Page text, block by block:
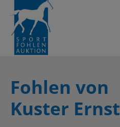
Fohlen von
Kuster Ernst